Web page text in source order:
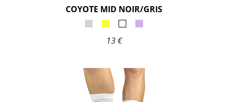
COYOTE MID NOIR/GRIS
13 €